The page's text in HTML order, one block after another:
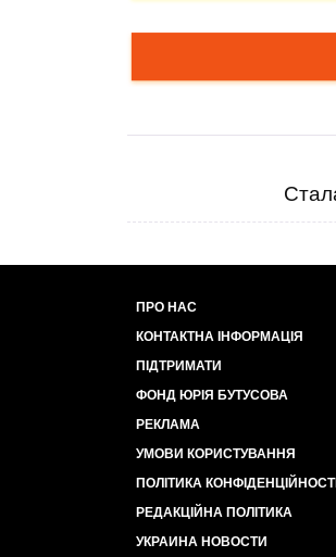
ПРО НАС
КОНТАКТНА ІНФОРМАЦІЯ
ПІДТРИМАТИ
ФОНД ЮРІЯ БУТУСОВА
РЕКЛАМА
УМОВИ КОРИСТУВАННЯ
ПОЛІТИКА КОНФІДЕНЦІЙНОСТІ
РЕДАКЦІЙНА ПОЛІТИКА
УКРАИНА НОВОСТИ